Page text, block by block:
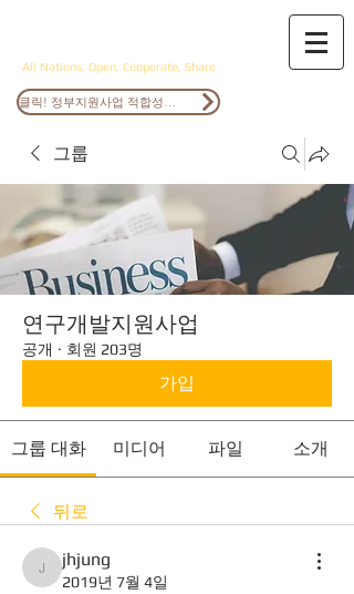
All Nations, Open, Cooperate, Share
그룹
연구개발지원사업
공개 · 회원 203명
가입
그룹 대화 미디어 파일 소개
뒤로
jhjung
jhjung
2019년 7월 4일